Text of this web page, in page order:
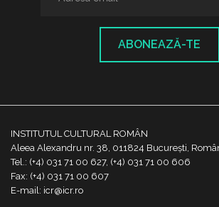
ABONEAZĂ-TE
INSTITUTUL CULTURAL ROMÂN
Aleea Alexandru nr. 38, 011824 București,
Tel.: (+4) 031 71 00 627, (+4) 031 71 00 606
Fax: (+4) 031 71 00 607
E-mail: icr@icr.ro